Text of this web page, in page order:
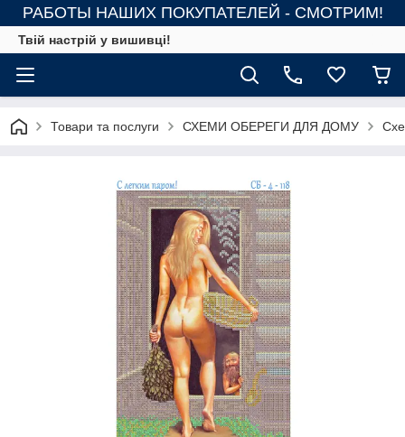
РАБОТЫ НАШИХ ПОКУПАТЕЛЕЙ - СМОТРИМ!
Твій настрій у вишивці!
Товари та послуги СХЕМИ ОБЕРЕГИ ДЛЯ ДОМУ